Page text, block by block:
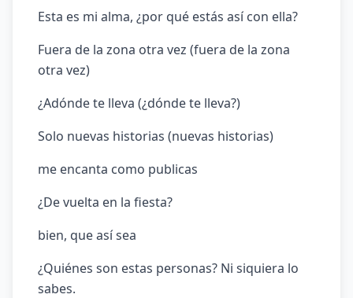
Esta es mi alma, ¿por qué estás así con ella?
Fuera de la zona otra vez (fuera de la zona
otra vez)
¿Adónde te lleva (¿dónde te lleva?)
Solo nuevas historias (nuevas historias)
me encanta como publicas
¿De vuelta en la fiesta?
bien, que así sea
¿Quiénes son estas personas? Ni siquiera lo
sabes.